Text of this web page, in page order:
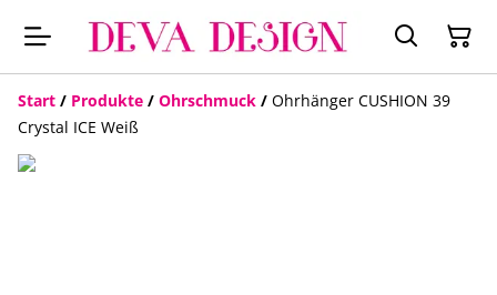
Start / Produkte / Ohrschmuck / Ohrhänger CUSHION 39
Crystal ICE Weiß